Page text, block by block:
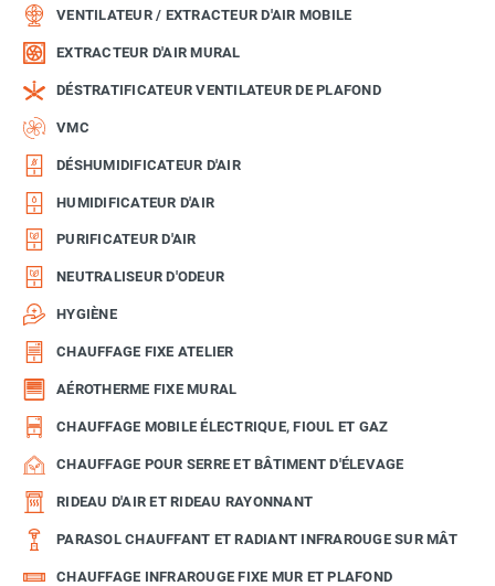
VENTILATEUR / EXTRACTEUR D'AIR MOBILE
EXTRACTEUR D'AIR MURAL
DÉSTRATIFICATEUR VENTILATEUR DE PLAFOND
VMC
DÉSHUMIDIFICATEUR D'AIR
HUMIDIFICATEUR D'AIR
PURIFICATEUR D'AIR
NEUTRALISEUR D'ODEUR
HYGIÈNE
CHAUFFAGE FIXE ATELIER
AÉROTHERME FIXE MURAL
CHAUFFAGE MOBILE ÉLECTRIQUE, FIOUL ET GAZ
CHAUFFAGE POUR SERRE ET BÂTIMENT D'ÉLEVAGE
RIDEAU D'AIR ET RIDEAU RAYONNANT
PARASOL CHAUFFANT ET RADIANT INFRAROUGE SUR MÂT
CHAUFFAGE INFRAROUGE FIXE MUR ET PLAFOND